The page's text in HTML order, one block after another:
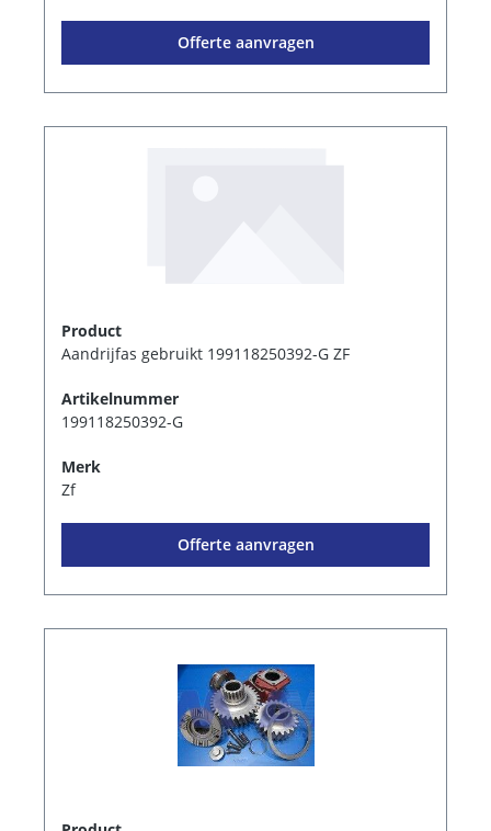
Offerte aanvragen
Product
Aandrijfas gebruikt 199118250392-G ZF
Artikelnummer
199118250392-G
Merk
Zf
Offerte aanvragen